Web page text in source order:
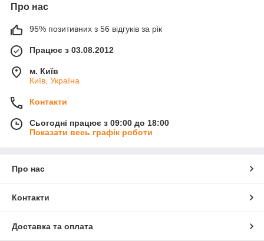
Про нас
95% позитивних з 56 відгуків за рік
Працює з 03.08.2012
м. Київ
Київ, Україна
Контакти
Сьогодні працює з 09:00 до 18:00
Показати весь графік роботи
Про нас
Контакти
Доставка та оплата